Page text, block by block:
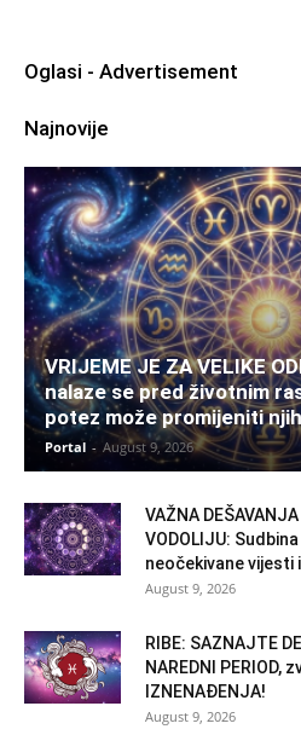
Oglasi - Advertisement
Najnovije
VRIJEME JE ZA VELIKE
nalaze se pred životnim
potez može promijeniti
Portal - August 9, 2026
VAŽNA DEŠAVANJA
VODOLIJU:
neočekivane vijesti
August 9, 2026
RIBE: SAZNAJTE
NAREDNI PERIOD,
IZNENAĐENJA!
August 9, 2026